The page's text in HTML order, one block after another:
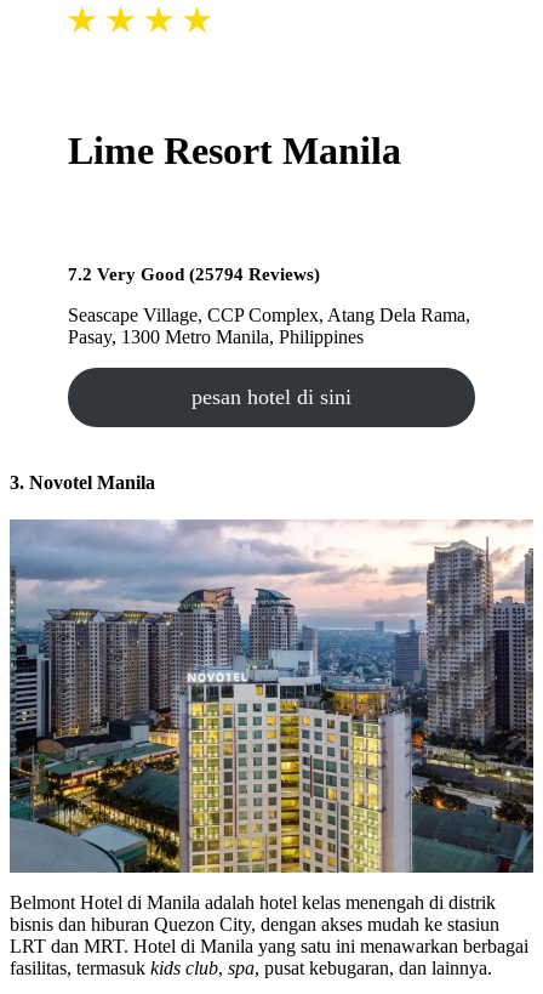
Lime Resort Manila
7.2 Very Good (25794 Reviews)
Seascape Village, CCP Complex, Atang Dela Rama,
Pasay, 1300 Metro Manila, Philippines
pesan hotel di sini
3. Novotel Manila
Belmont Hotel di Manila adalah hotel kelas menengah di distrik
bisnis dan hiburan Quezon City, dengan akses mudah ke stasiun
LRT dan MRT. Hotel di Manila yang satu ini menawarkan berbagai
fasilitas, termasuk kids club, spa, pusat kebugaran, dan lainnya.